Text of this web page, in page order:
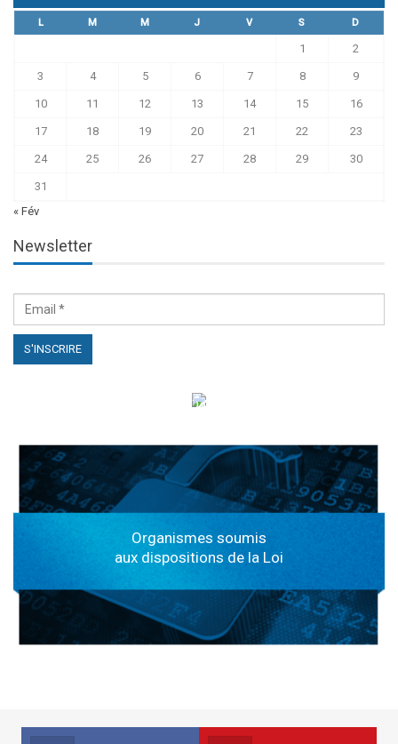
L M M J V S D
1 2
3 4 5 6 7 8 9
10 11 12 13 14 15 16
17 18 19 20 21 22 23
24 25 26 27 28 29 30
31
« Fév
Newsletter
الهياكل الخاضعة لقانون النفاذ إلى المعلومة
Organismes soumis
aux dispositions de la Loi